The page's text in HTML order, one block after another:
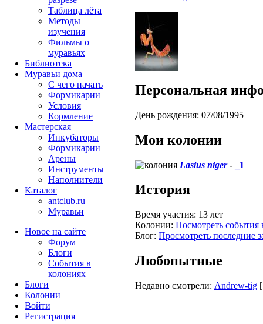
Персональная
День рождения: 07/08/1995
Мои колонии
Lasius niger- _1
История
Время участия: 13 лет
Колонии: Посмотреть события
Блог: Просмотреть последние
Любопытные
Недавно смотрели: Andrew-tig
Таблица лёта
Методы
изучения
Фильмы о
муравьях
Библиотека
Муравьи дома
С чего начать
Формикарии
Условия
Кормление
Мастерская
Инкубаторы
Формикарии
Арены
Инструменты
Наполнители
Каталог
antclub.ru
Муравьи
Новое на сайте
Форум
Блоги
События в
колониях
Блоги
Колонии
Войти
Peгиcтpaция